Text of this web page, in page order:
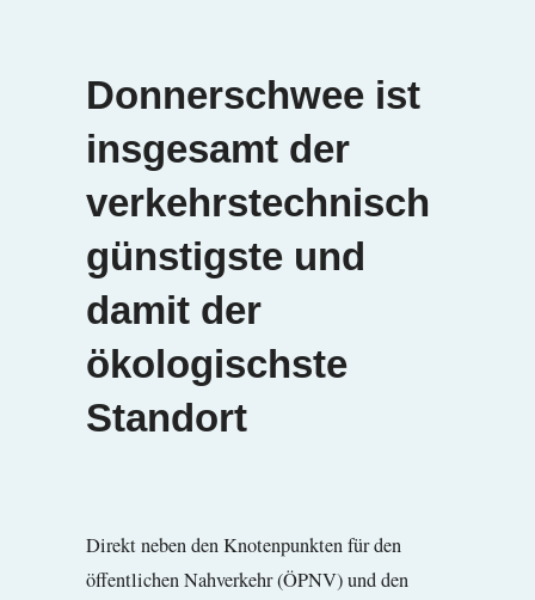
Donnerschwee ist
insgesamt der
verkehrstechnisch
günstigste und
damit der
ökologischste
Standort
Direkt neben den Knotenpunkten für den
öffentlichen Nahverkehr (ÖPNV) und den